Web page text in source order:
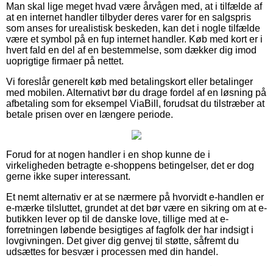
Man skal lige meget hvad være årvågen med, at i tilfælde af
at en internet handler tilbyder deres varer for en salgspris
som anses for urealistisk beskeden, kan det i nogle tilfælde
være et symbol på en fup internet handler. Køb med kort er i
hvert fald en del af en bestemmelse, som dækker dig imod
uoprigtige firmaer på nettet.
Vi foreslår generelt køb med betalingskort eller betalinger
med mobilen. Alternativt bør du drage fordel af en løsning på
afbetaling som for eksempel ViaBill, forudsat du tilstræber at
betale prisen over en længere periode.
Forud for at nogen handler i en shop kunne de i
virkeligheden betragte e-shoppens betingelser, det er dog
gerne ikke super interessant.
Et nemt alternativ er at se nærmere på hvorvidt e-handlen er
e-mærke tilsluttet, grundet at det bør være en sikring om at e-
butikken lever op til de danske love, tillige med at e-
forretningen løbende besigtiges af fagfolk der har indsigt i
lovgivningen. Det giver dig genvej til støtte, såfremt du
udsættes for besvær i processen med din handel.